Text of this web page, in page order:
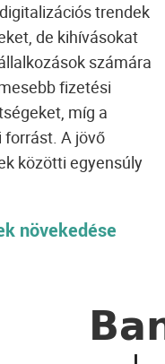
trendek
de kihívásokat
számára
fizetési
míg a
forrást. A jövő
közötti egyensúly
növekedése